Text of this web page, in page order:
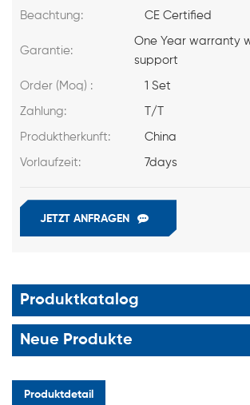
Beachtung: CE Certified
Garantie:
One Year warranty
support
Order (Moq) : 1 Set
Zahlung: T/T
Produktherkunft: China
Vorlaufzeit: 7days
JETZT ANFRAGEN
Produktkatalog
Neue Produkte
Produktdetail